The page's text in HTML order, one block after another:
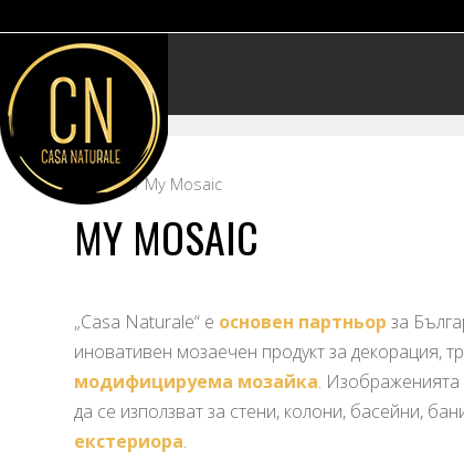
Начало/ My Mosaic
MY MOSAIC
„Casa Naturale“ е основен партньор за
иновативен мозаечен продукт за
модифицируема мозайка. Изображенията
да се използват за стени, колони, басейни,
екстериора.